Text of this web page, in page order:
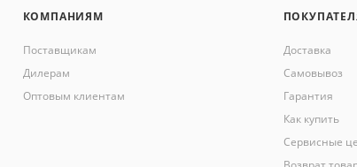
КОМПАНИЯМ
Поставщикам
Дилерам
Оптовым клиентам
Доставка
Самовывоз
Гарантия
Как купить
Сервисные